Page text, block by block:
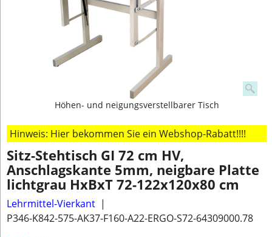
Höhen- und neigungsverstellbarer Tisch
Hinweis: Hier bekommen Sie ein Webshop-Rabatt!!!!
Sitz-Stehtisch GI 72 cm HV,
Anschlagskante 5mm, neigbare Platte
lichtgrau HxBxT 72-122x120x80 cm
Lehrmittel-Vierkant
P346-K842-575-AK37-F160-A22-ERGO-S72-64309000.78